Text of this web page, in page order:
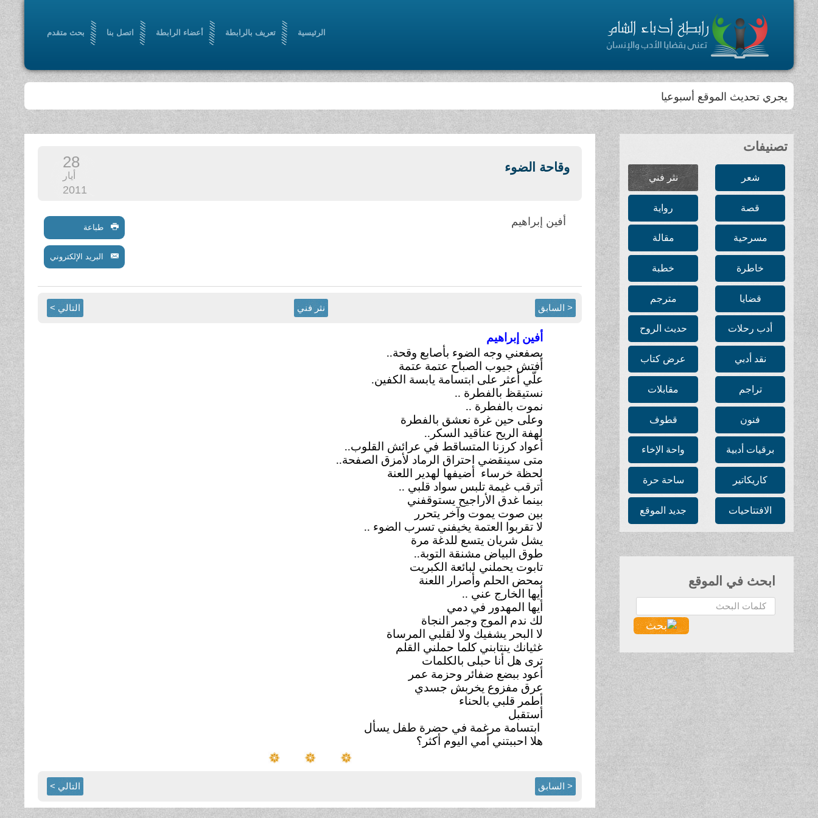
الرئيسية تعريف بالرابطة أعضاء الرابطة اتصل بنا بحث متقدم
يجري تحديث الموقع أسبوعيا
تصنيفات
شعر نثر فني
قصة رواية
مسرحية مقالة
خاطرة خطبة
قضايا مترجم
أدب رحلات حديث الروح
نقد أدبي عرض كتاب
تراجم مقابلات
فنون قطوف
برقيات أدبية واحة الإخاء
كاريكاتير ساحة حرة
الافتتاحيات جديد الموقع
ابحث في الموقع
البحث...
وقاحة الضوء 28
أيار
2011
أفين إبراهيم طباعة
البريد الإلكتروني
< السابق نثر فني التالي >
أفين إبراهيم
يصفعني وجه الضوء بأصابع وقحة..
أفتش جيوب الصباح عتمة عتمة
علّي أعثر على ابتسامة يابسة الكفين.
نستيقظ بالفطرة ..
نموت بالفطرة ..
وعلى حين غرة نعشق بالفطرة
لهفة الريح عناقيد السكر..
أعواد كرزنا المتساقط في عرائش القلوب..
متى سينقضي احتراق الرماد لأمزق الصفحة..
لحظة خرساء أضيفها لهدير اللعنة
أترقب غيمة تلبس سواد قلبي ..
بينما غدق الأراجيح يستوقفني
بين صوت يموت وآخر يتحرر
لا تقربوا العتمة يخيفني تسرب الضوء ..
يشل شريان يتسع للدغة مرة
طوق البياض مشنقة التوبة..
تابوت يحملني لبائعة الكبريت
بمحض الحلم وأصرار اللعنة
أيها الخارج عني ..
أيها المهدور في دمي
لك ندم الموج وجمر النجاة
لا البحر يشفيك ولا لقلبي المرساة
غثيانك ينتابني كلما حملني القلم
ترى هل أنا حبلى بالكلمات
أعود ببضع ضفائر وحزمة عمر
عرق مفزوع يخربش جسدي
أطمر قلبي بالحناء
أستقبل
ابتسامة مرغمة في حضرة طفل يسأل
هلا احببتني أمي اليوم أكثر؟
< السابق التالي >